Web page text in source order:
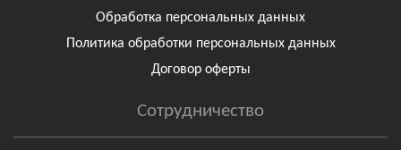
Обработка персональных данных
Политика обработки персональных данных
Договор оферты
Сотрудничество